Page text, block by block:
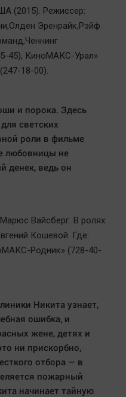
(2015). Режиссер:
Эренрайк,Рэйф
45), КиноМАКС-Урал»
18-00).
и порока. Здесь
светских
роли в фильме
любовницы не
денек, ведь он
Вайсберг. В ролях:
Кошевой. Где:
Родник» (728-40-
Никита узнает,
ошибка, и
жене, детях и
ни прискорбно,
отбора — в
пожарный
начинает тайную